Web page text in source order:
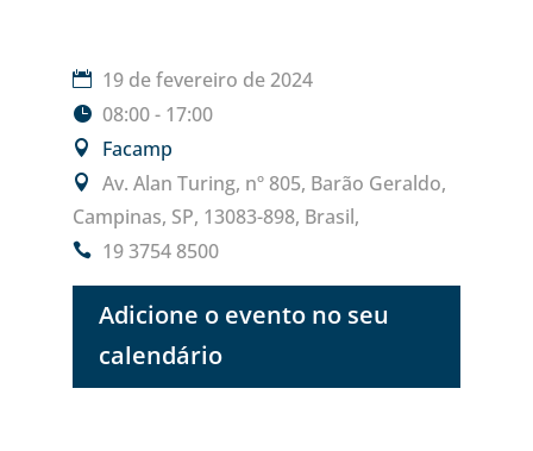
19 de fevereiro de 2024
08:00 - 17:00
Facamp
Av. Alan Turing, nº 805, Barão Geraldo,
Campinas, SP, 13083-898, Brasil,
19 3754 8500
Adicione o evento no seu
calendário